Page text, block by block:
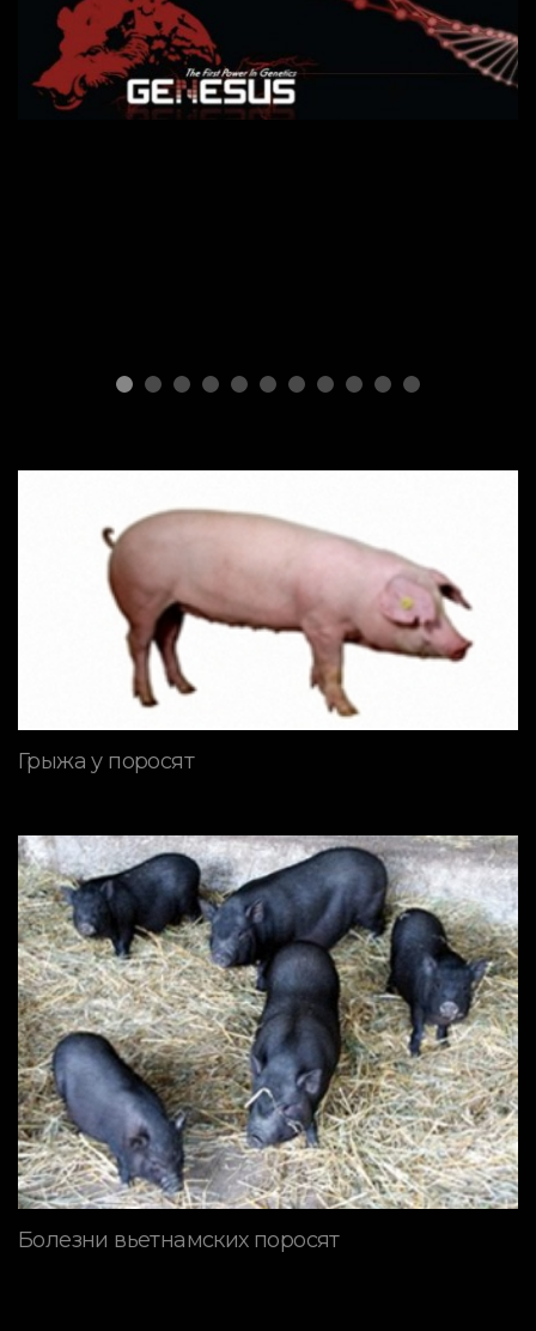
Генетическая программа
GENESUS
Грыжа у поросят
Болезни вьетнамских поросят